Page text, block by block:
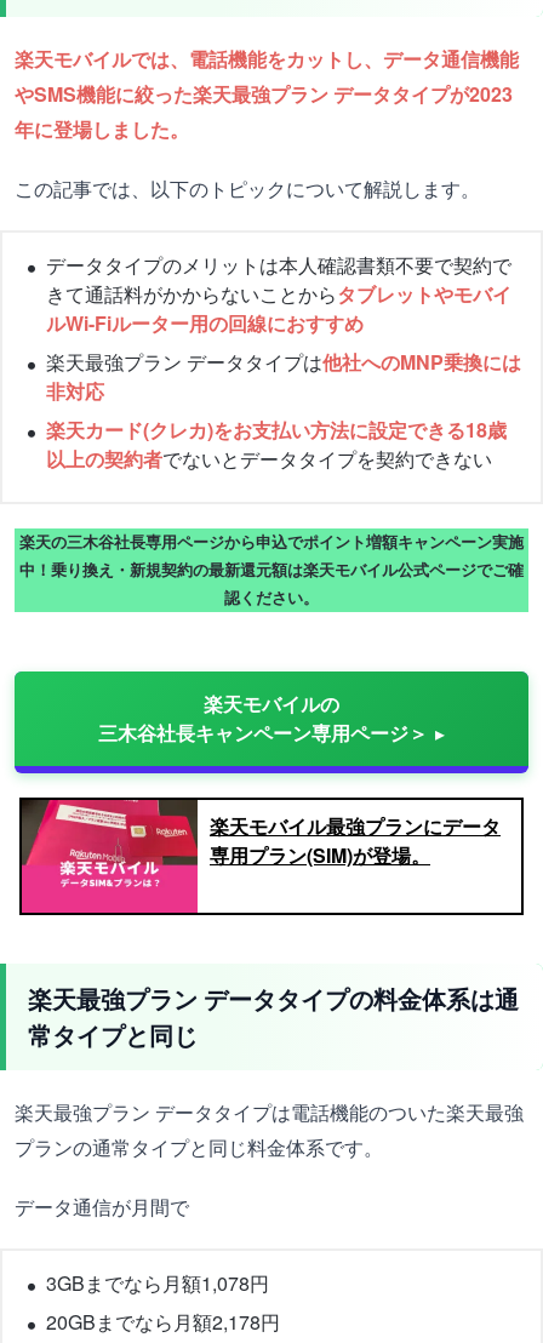
楽天モバイルでは、電話機能をカットし、データ通信機能
やSMS機能に絞った楽天最強プラン データタイプが2023
年に登場しました。
この記事では、以下のトピックについて解説します。
データタイプのメリットは本人確認書類不要で契約で
きて通話料がかからないことからタブレットやモバイ
ルWi-Fiルーター用の回線におすすめ
楽天最強プラン データタイプは他社へのMNP乗換には
非対応
楽天カード(クレカ)をお支払い方法に設定できる18歳
以上の契約者でないとデータタイプを契約できない
楽天の三木谷社長専用ページから申込でポイント増額キャンペーン実施
中！乗り換え・新規契約の最新還元額は楽天モバイル公式ページでご確
認ください。
楽天モバイルの
三木谷社長キャンペーン専用ページ＞
楽天モバイル最強プランにデータ
専用プラン(SIM)が登場。
楽天最強プラン データタイプの料金体系は通
常タイプと同じ
楽天最強プラン データタイプは電話機能のついた楽天最強
プランの通常タイプと同じ料金体系です。
データ通信が月間で
3GBまでなら月額1,078円
20GBまでなら月額2,178円